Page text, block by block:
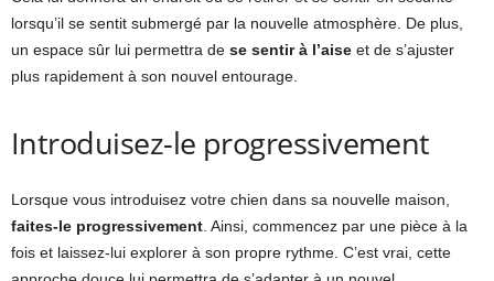
lorsqu’il se sentit submergé par la nouvelle atmosphère. De plus,
un espace sûr lui permettra de se sentir à l’aise et de s’ajuster
plus rapidement à son nouvel entourage.
Introduisez-le progressivement
Lorsque vous introduisez votre chien dans sa nouvelle maison,
faites-le progressivement . Ainsi, commencez par une pièce à la
fois et laissez-lui explorer à son propre rythme. C’est vrai, cette